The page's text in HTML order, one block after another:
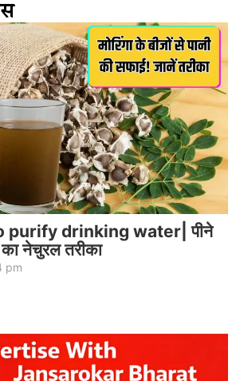
purify drinking water| पीने
नेचुरल तरीका
pm